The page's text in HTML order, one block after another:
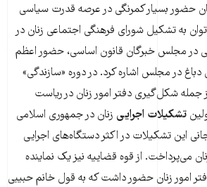
حضور بسیار کمرنگی در عرصه‌ قدرت سیاسی
به تشکیل شورای فرهنگی اجتماعی زنان در
گرجی در مجلس خبرگان قانون اساسی، حضور اعظم
در مجلس اشاره کرد. در دوره‌ «سازندگی»
جمله شکل‌گیری دفتر امور زنان در ریاست
تشکیلات اجرایی زنان در جمهوری اسلامی
این تشکیلات در اکثر دستگاه‌های اجرایی
می‌پرداخت. از قوه قضاییه نیز یک نماینده
امور زنان حضور داشت که به قول خانم حبیبی